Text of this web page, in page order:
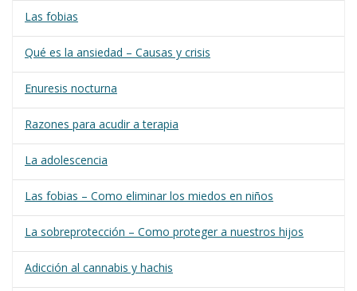
Las fobias
Qué es la ansiedad – Causas y crisis
Enuresis nocturna
Razones para acudir a terapia
La adolescencia
Las fobias – Como eliminar los miedos en niños
La sobreprotección – Como proteger a nuestros hijos
Adicción al cannabis y hachis